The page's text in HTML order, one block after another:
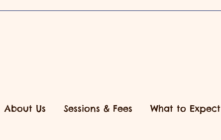
About Us Sessions & Fees What to Expect